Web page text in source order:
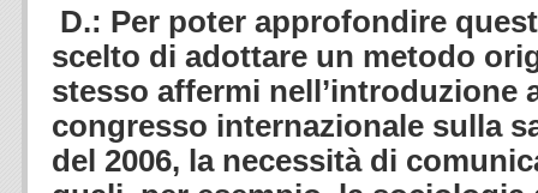
D.: Per poter approfondire
scelto di adottare un metodo
stesso affermi nell’introduzione
congresso internazionale sulla
del 2006, la necessità di